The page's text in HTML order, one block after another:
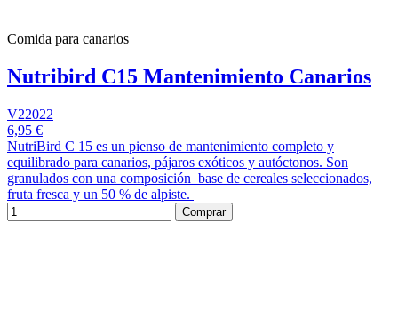
Comida para canarios
Nutribird C15 Mantenimiento Canarios
V22022
6,95 €
NutriBird C 15 es un pienso de mantenimiento completo y
equilibrado para canarios, pájaros exóticos y autóctonos. Son
granulados con una composición base de cereales seleccionados,
fruta fresca y un 50 % de alpiste.
Comprar